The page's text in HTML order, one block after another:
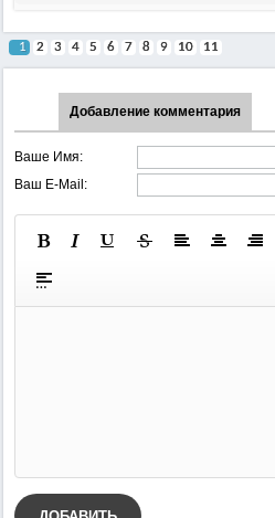
1 2 3 4 5 6 7 8 9 10 11
Добавление комментария
Ваше Имя:
Ваш E-Mail: